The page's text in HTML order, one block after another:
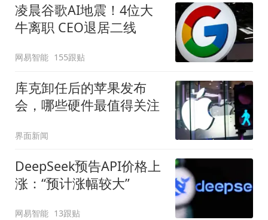
凌晨谷歌AI地震！4位大
牛离职 CEO退居二线
网易智能 155跟贴
库克卸任后的苹果发布
会，哪些硬件最值得关注
界面新闻
DeepSeek预告API价格上
涨：“预计涨幅较大”
网易智能 13跟贴